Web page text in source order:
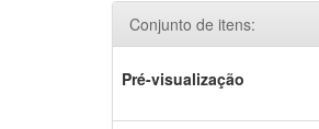
Conjunto de itens:
Pré-visualização